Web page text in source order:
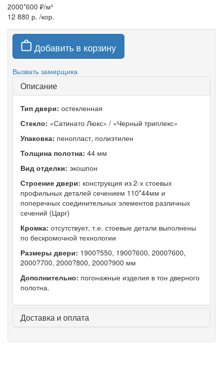
2000*600 ₽/м²
12 880 р. /кор.
Добавить в корзину
Вызвать замерщика
Описание
Тип двери: остекленная
Стекло: «Сатинато Люкс» / «Черный триплекс»
Упаковка: пенопласт, полиэтилен
Толщина полотна: 44 мм
Вид отделки: экошпон
Строение двери: конструкция из 2-х стоевых
профильных деталей сечением 110*44мм и
поперечных соединительных элементов различных
сечений (Царг)
Кромка: отсутствует, т.е. стоевые детали выполнены
по бескромочной технологии
Размеры двери: 1900?550, 1900?600, 2000?600,
2000?700, 2000?800, 2000?900 мм
Дополнительно: погонажные изделия в тон дверного
полотна.
Доставка и оплата